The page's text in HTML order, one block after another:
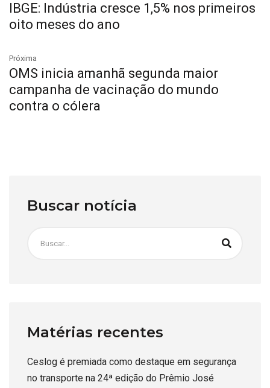
IBGE: Indústria cresce 1,5% nos primeiros
oito meses do ano
Próxima
OMS inicia amanhã segunda maior
campanha de vacinação do mundo
contra o cólera
Buscar notícia
Matérias recentes
Ceslog é premiada como destaque em segurança
no transporte na 24ª edição do Prêmio José